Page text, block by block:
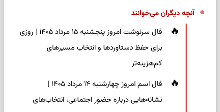
آنچه دیگران می‌خوانند
فال سرنوشت امروز پنجشنبه ۱۵ مرداد ۱۴۰۵ | روزی
برای حفظ دستاوردها و انتخاب مسیرهای
کم‌هزینه‌تر
فال اسم امروز چهارشنبه ۱۴ مرداد ۱۴۰۵ |
نشانه‌هایی درباره حضور اجتماعی، انتخاب‌های